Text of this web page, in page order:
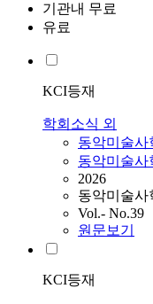
기관내 무료
유료
KCI등재
학회소식 외
동악미술사
동악미술사
2026
동악미술사
Vol.- No.39
원문보기
KCI등재